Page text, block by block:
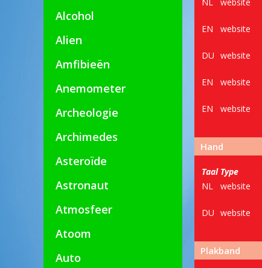
Alcohol
Alien
Amfibieën
Anemometer
Archeologie
Archimedes
Asteroïde
Astronaut
Atmosfeer
Atoom
Auto
EN
website
DU website
EN
website
EN
website
Hand
Taal Type
NL
website
DU website
Plakband